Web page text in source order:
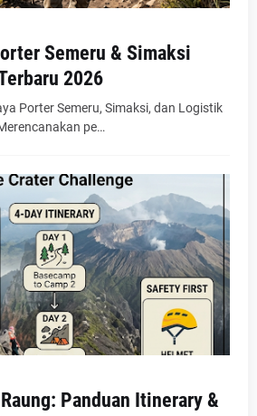
Semeru & Simaksi
2026
Porter Semeru, Simaksi, dan Logistik
pe…
Panduan Itinerary &